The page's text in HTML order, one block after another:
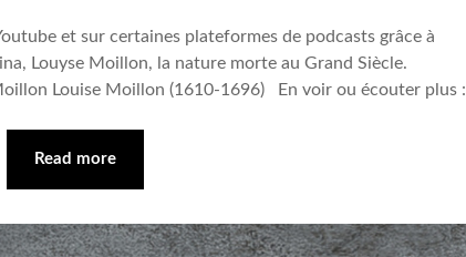
et sur certaines plateformes de podcasts grâce à
Louyse Moillon, la nature morte au Grand Siècle.
Louise Moillon (1610-1696) En voir ou écouter plus :
Read more